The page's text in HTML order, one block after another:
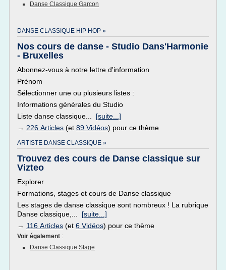
Danse Classique Garcon
DANSE CLASSIQUE HIP HOP »
Nos cours de danse - Studio Dans'Harmonie
- Bruxelles
Abonnez-vous à notre lettre d'information
Prénom
Sélectionner une ou plusieurs listes :
Informations générales du Studio
Liste danse classique... [suite...]
→ 226 Articles (et 89 Vidéos) pour ce thème
ARTISTE DANSE CLASSIQUE »
Trouvez des cours de Danse classique sur
Vizteo
Explorer
Formations, stages et cours de Danse classique
Les stages de danse classique sont nombreux ! La rubrique
Danse classique,... [suite...]
→ 116 Articles (et 6 Vidéos) pour ce thème
Voir également :
Danse Classique Stage